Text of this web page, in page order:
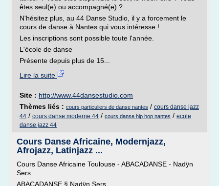
êtes seul(e) ou accompagné(e) ?
N'hésitez plus, au 44 Danse Studio, il y a forcement le
cours de danse à Nantes qui vous intéresse !
Les inscriptions sont possible toute l'année.
L'école de danse
Présente depuis plus de 15...
Lire la suite
Site : http://www.44dansestudio.com
Thèmes liés : cours particuliers de danse nantes / cours danse jazz
44 / cours danse moderne 44 / cours danse hip hop nantes / ecole
danse jazz 44
Cours Danse Africaine, Modernjazz,
Afrojazz, Latinjazz ...
Cours Danse Africaine Toulouse - ABACADANSE - Nadÿn
Sers
ABACADANSE § Nadÿn Sers